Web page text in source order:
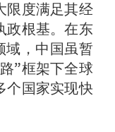
限度满足其经
政根基。在东
域，中国虽暂
”框架下全球
个国家实现快